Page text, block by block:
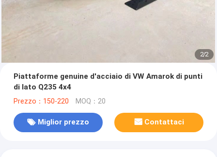
2/2
Piattaforme genuine d'acciaio di VW Amarok di punti
di lato Q235 4x4
Prezzo：150-220 MOQ：20
Miglior prezzo Contattaci